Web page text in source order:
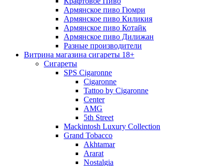
Армянское пиво Гюмри
Армянское пиво Киликия
Армянское пиво Котайк
Армянское пиво Дилижан
Разные производители
Витрина магазина сигареты 18+
Cигареты
SPS Cigaronne
Сigaronne
Tattoo by Cigaronne
Center
AMG
5th Street
Mackintosh Luxury Collection
Grand Tobacco
Akhtamar
Ararat
Nostalgia